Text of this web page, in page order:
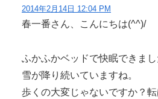
2014年2月14日 12:04 PM
春一番さん、こんにちは(^^)/
ふかふかベッドで快眠できまし
雪が降り続いていますね。
歩くの大変じゃないですか？転